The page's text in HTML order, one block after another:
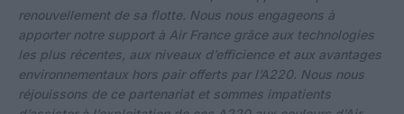
renouvellement de sa flotte. Nous nous engageons à
apporter notre support à Air France grâce aux technologies
les plus récentes, aux niveaux d’efficience et aux avantages
environnementaux hors pair offerts par l’A220. Nous nous
réjouissons de ce partenariat et sommes impatients